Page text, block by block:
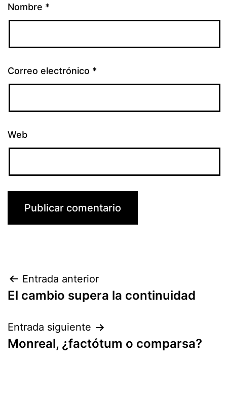
Nombre *
Correo electrónico *
Web
Navegación
de
entradas
Entrada anterior
El cambio supera la continuidad
Entrada siguiente
Monreal, ¿factótum o comparsa?